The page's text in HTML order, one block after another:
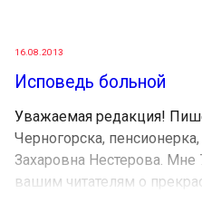
16.08.2013
Исповедь больной
Уважаемая редакция!
Черногорска,
Захаровна Нестерова. Мне
вашим читателям о